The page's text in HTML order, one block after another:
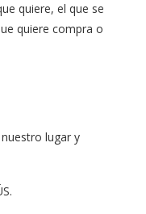
quiere, el que se
quiere compra o
lugar y